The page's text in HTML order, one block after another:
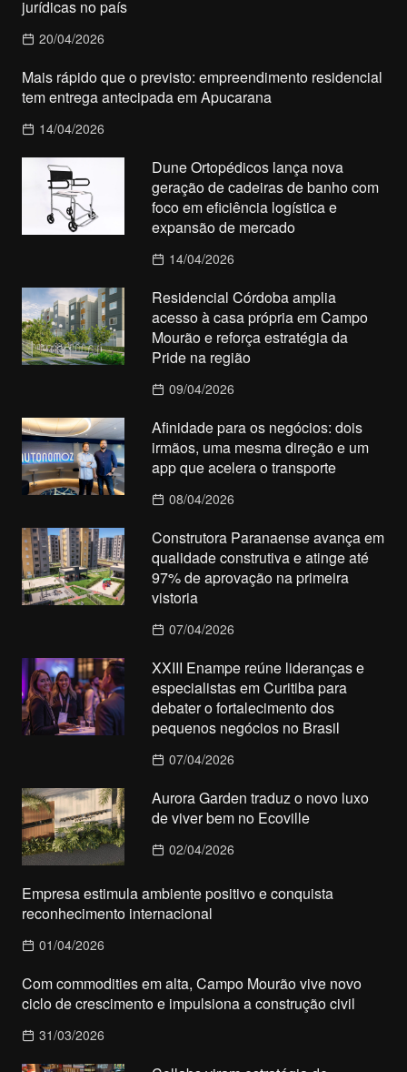
jurídicas no país
20/04/2026
Mais rápido que o previsto: empreendimento residencial
tem entrega antecipada em Apucarana
14/04/2026
Dune Ortopédicos lança nova
geração de cadeiras de banho com
foco em eficiência logística e
expansão de mercado
14/04/2026
Residencial Córdoba amplia
acesso à casa própria em Campo
Mourão e reforça estratégia da
Pride na região
09/04/2026
Afinidade para os negócios: dois
irmãos, uma mesma direção e um
app que acelera o transporte
08/04/2026
Construtora Paranaense avança em
qualidade construtiva e atinge até
97% de aprovação na primeira
vistoria
07/04/2026
XXIII Enampe reúne lideranças e
especialistas em Curitiba para
debater o fortalecimento dos
pequenos negócios no Brasil
07/04/2026
Aurora Garden traduz o novo luxo
de viver bem no Ecoville
02/04/2026
Empresa estimula ambiente positivo e conquista
reconhecimento internacional
01/04/2026
Com commodities em alta, Campo Mourão vive novo
ciclo de crescimento e impulsiona a construção civil
31/03/2026